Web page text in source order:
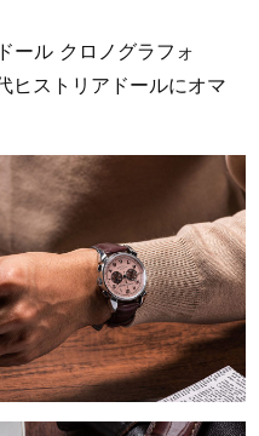
わせ
ール クロノグラフォ
ヒストリアドールにオマ